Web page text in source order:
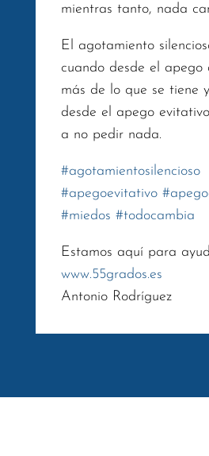
mientras tanto, nada
El agotamiento
cuando desde el apego
más de lo que se tiene
desde el apego
a no pedir nada.
#agotamientosilencioso
#apegoevitativo #
#miedos #todocambia
Estamos aquí para
www.55grados.es
Antonio Rodríguez